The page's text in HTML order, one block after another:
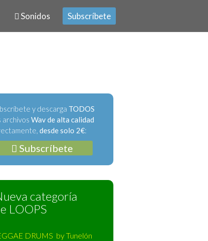
Sonidos Subscríbete
y descarga TODOS
archivos Wav de alta calidad
desde solo 2€:
Subscríbete
categoría
LOOPS
DRUMS by Tunelón